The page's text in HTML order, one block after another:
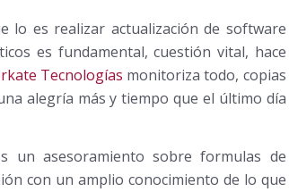
lo es realizar actualización de software
es fundamental, cuestión vital, hace
Tecnologías monitoriza todo, copias
alegría más y tiempo que el último día
un asesoramiento sobre formulas de
con un amplio conocimiento de lo que